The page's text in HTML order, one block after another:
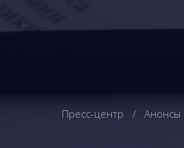
Пресс-центр Анонсы